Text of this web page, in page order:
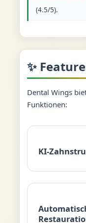
(4.5/5).
✨
Dental Wings
Funktionen:
KI-